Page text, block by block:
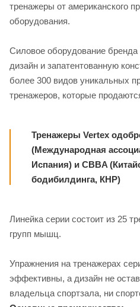
тренажеры от американского
оборудования.
Силовое оборудование
дизайн и запатентованную
более 300 видов уникальных
тренажеров, которые
Тренажеры Vertex
(Международная
Испания) и CBBA
бодибилдинга, КНР)
Линейка серии состоит из 25
групп мышц.
Упражнения на тренажерах
эффективны, а дизайн не
владельца спортзала, ни